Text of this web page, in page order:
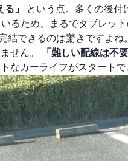
」
という点。多くの後付
るため、まるでタブレッ
できるのは驚きですよね。
せん。 「難しい配線は不要
なカーライフがスタートで